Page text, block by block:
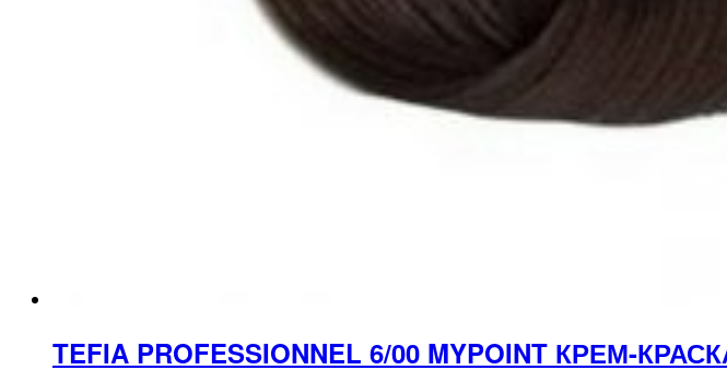
TEFIA PROFESSIONNEL 6/00 MYPOINT КРЕМ-